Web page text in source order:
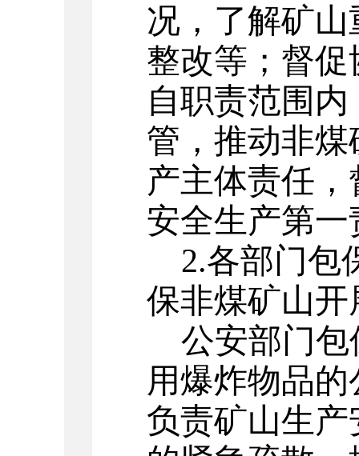
况，了解矿
整改等；督
自职责范围
管，推动非
产主体责任
安全生产第
2.各部门包
保非煤矿山
公安部门
用爆炸物品
负责矿山生